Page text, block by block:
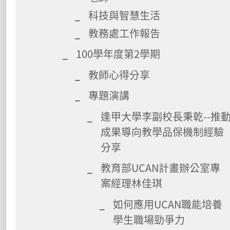
科技與智慧生活
教務處工作報告
100學年度第2學期
教師心得分享
專題演講
逢甲大學李副校長秉乾--推
成果導向教學品保機制經驗
分享
教育部UCAN計畫辦公室專
案經理林佳琪
如何應用UCAN職能培養
學生職場勁爭力